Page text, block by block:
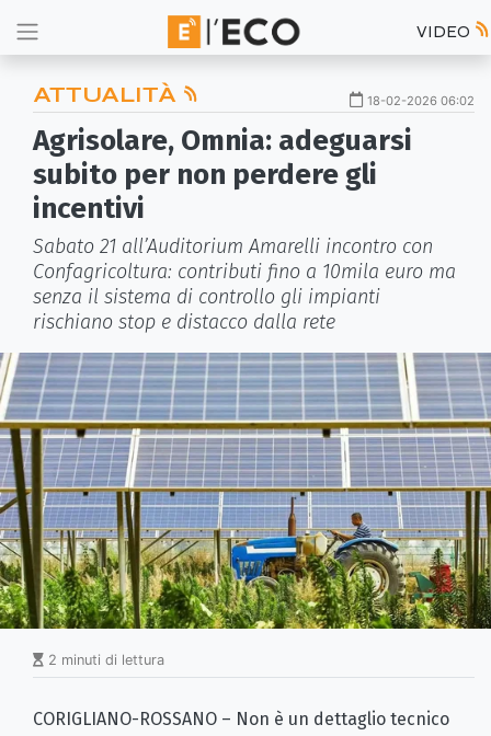
VIDEO
ATTUALITÀ 18-02-2026 06:02
Agrisolare, Omnia: adeguarsi
subito per non perdere gli
incentivi
Sabato 21 all’Auditorium Amarelli incontro con
Confagricoltura: contributi fino a 10mila euro ma
senza il sistema di controllo gli impianti
rischiano stop e distacco dalla rete
2 minuti di lettura
CORIGLIANO-ROSSANO – Non è un dettaglio tecnico